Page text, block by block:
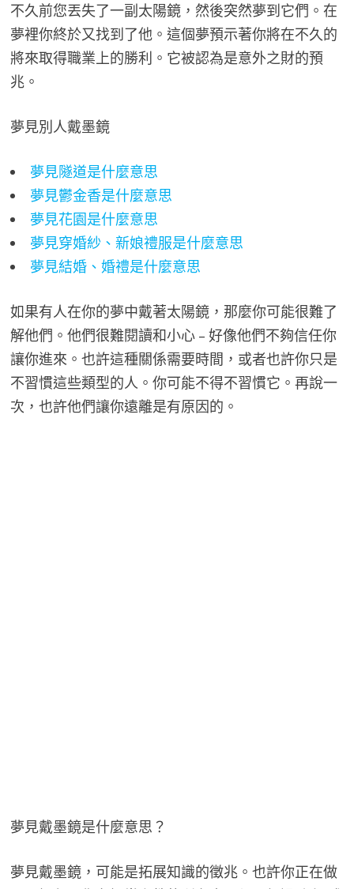
不久前您丟失了一副太陽鏡，然後突然夢到它們。在
夢裡你終於又找到了他。這個夢預示著你將在不久的
將來取得職業上的勝利。它被認為是意外之財的預
兆。
夢見別人戴墨鏡
夢見隧道是什麼意思
夢見鬱金香是什麼意思
夢見花園是什麼意思
夢見穿婚紗、新娘禮服是什麼意思
夢見結婚、婚禮是什麼意思
如果有人在你的夢中戴著太陽鏡，那麼你可能很難了
解他們。他們很難閱讀和小心 – 好像他們不夠信任你
讓你進來。也許這種關係需要時間，或者也許你只是
不習慣這些類型的人。你可能不得不習慣它。再說一
次，也許他們讓你遠離是有原因的。
夢見戴墨鏡是什麼意思？
夢見戴墨鏡，可能是拓展知識的徵兆。也許你正在做